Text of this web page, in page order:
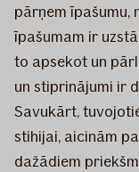
pārņem īpašumu,
īpašumam ir
to apsekot un
un stiprinājumi ir
Savukārt,
stihijai, aicinām
dažādiem